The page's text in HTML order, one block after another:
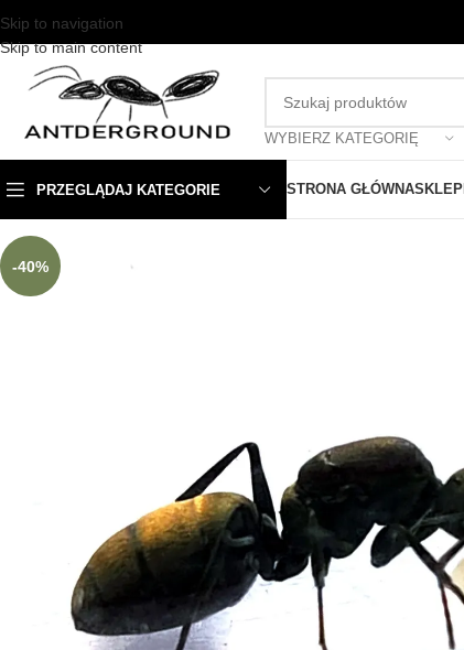
Skip to navigation
Skip to main content
WYBIERZ KATEGORIĘ
PRZEGLĄDAJ KATEGORIE STRONA GŁÓWNASKLEP
-40%